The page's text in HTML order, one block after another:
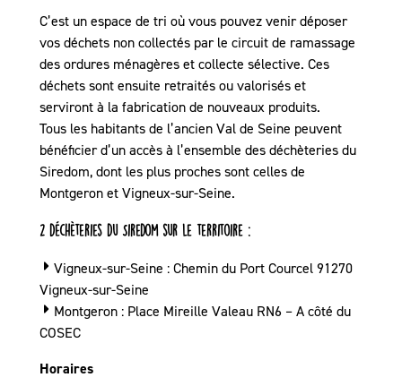
C’est un espace de tri où vous pouvez venir déposer
vos déchets non collectés par le circuit de ramassage
des ordures ménagères et collecte sélective. Ces
déchets sont ensuite retraités ou valorisés et
serviront à la fabrication de nouveaux produits.
Tous les habitants de l’ancien Val de Seine peuvent
bénéficier d’un accès à l’ensemble des déchèteries du
Siredom, dont les plus proches sont celles de
Montgeron et Vigneux-sur-Seine.
2 déchèteries du Siredom sur le territoire :
Vigneux-sur-Seine : Chemin du Port Courcel 91270
Vigneux-sur-Seine
Montgeron : Place Mireille Valeau RN6 – A côté du
COSEC
Horaires